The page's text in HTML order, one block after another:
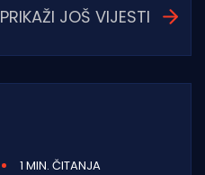
PRIKAŽI JOŠ VIJESTI
1 MIN. ČITANJA